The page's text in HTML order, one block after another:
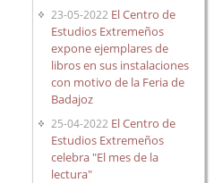
23-05-2022 El Centro de
Estudios Extremeños
expone ejemplares de
libros en sus instalaciones
con motivo de la Feria de
Badajoz
25-04-2022 El Centro de
Estudios Extremeños
celebra "El mes de la
lectura"